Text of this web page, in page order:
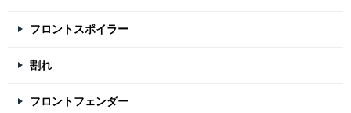
フロントスポイラー
割れ
フロントフェンダー